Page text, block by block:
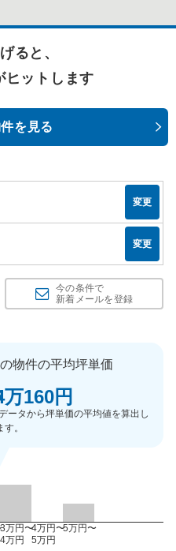
ると、
ヒットします
を見る
変更
変更
今の条件で
新着メールを登録
物件の平均坪単価
万160円
ータから坪単価の平均値を算出し
。
3万円〜
4万円
4万円〜
5万円
5万円〜